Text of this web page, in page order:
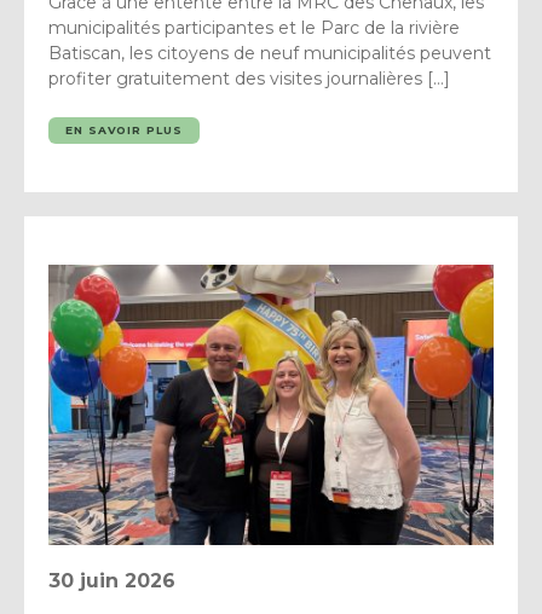
municipalités participantes et le Parc de la rivière
Batiscan, les citoyens de neuf municipalités peuvent
profiter gratuitement des visites journalières […]
EN SAVOIR PLUS
30 juin 2026